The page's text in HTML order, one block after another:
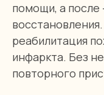
помощи, а после
реабилитация
инфаркта. Без
повторного